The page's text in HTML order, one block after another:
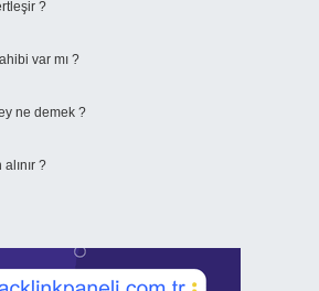
?
var mı ?
ne demek ?
?